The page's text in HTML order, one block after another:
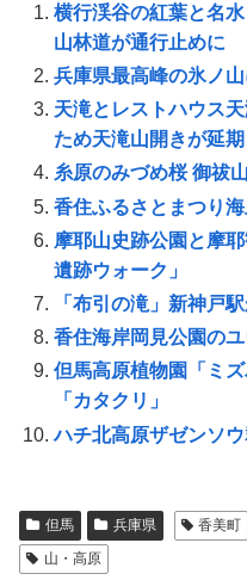
横行渓谷の紅葉と名
山林道が通行止めに
兵庫県最高峰の氷ノ
天滝とレストハウス
ため天滝山開きが延期
糸原のみづめ桜 御祓
香住ふるさとまつり
摩耶山史跡公園と摩
遺跡ウォーク」
「布引の滝」新神戸
香住海岸岡見公園の
但馬高原植物園「ミ
「カタクリ」
ハチ北高原ザゼンソ
但馬 兵庫県 香美町
山・高原